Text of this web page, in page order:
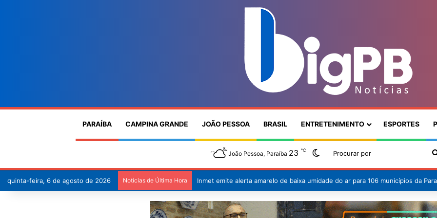
PARAÍBA CAMPINA GRANDE JOÃO PESSOA BRASIL ENTRETENIMENTO ESPORTES
João Pessoa, Paraíba 23 ℃ Switch skin
quinta-feira, 6 de agosto de 2026 Notícias de Última Hora Educação em avanço: Paraíba registra destaque nacional no Ideb e consolida